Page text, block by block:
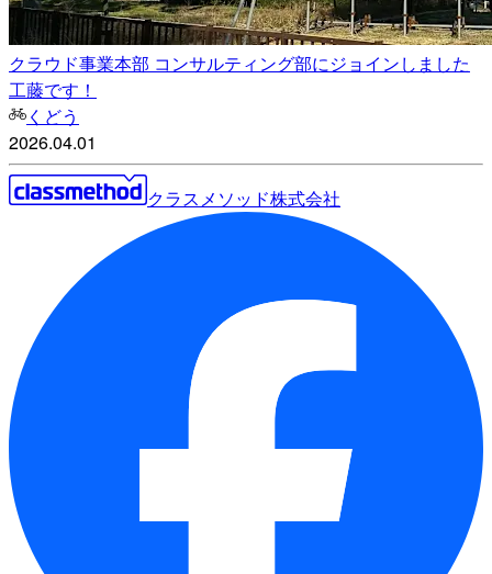
クラウド事業本部 コンサルティング部にジョインしました
工藤です！
くどう
2026.04.01
クラスメソッド株式会社